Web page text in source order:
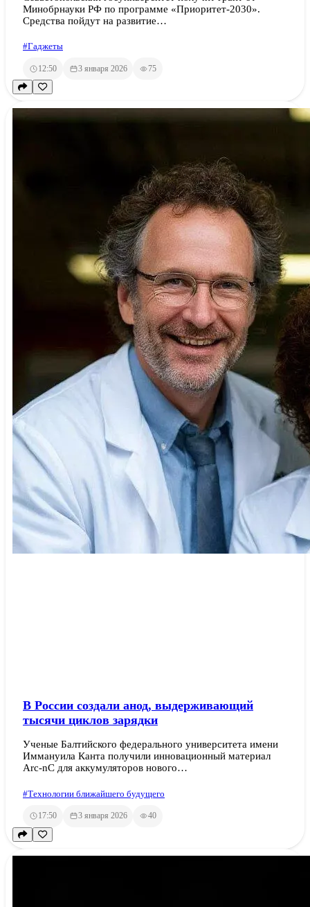
Минобрнауки РФ по программе «Приоритет-2030».
Средства пойдут на развитие…
#Гаджеты
12:50 3 января 2026 75
В России создали анод, выдерживающий
тысячи циклов зарядки
Ученые Балтийского федерального университета имени
Иммануила Канта получили инновационный материал
Arc-nC для аккумуляторов нового…
#Технологии ближайшего будущего
17:50 3 января 2026 40